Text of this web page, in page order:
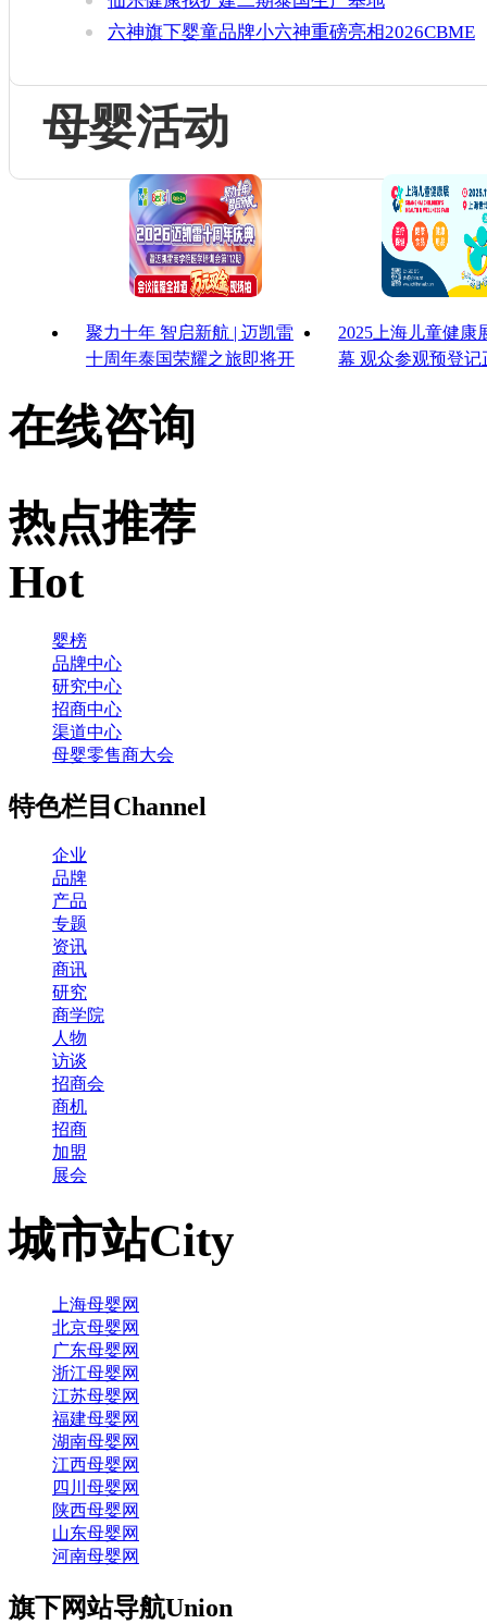
六神旗下婴童品牌小六神重磅亮相2026CBME
母婴活动
聚力十年 智启新航 | 迈凯雷
十周年泰国荣耀之旅即将开
2025上海儿童健康
幕 观众参观预登记
在线咨询
热点推荐
Hot
婴榜
品牌中心
研究中心
招商中心
渠道中心
母婴零售商大会
特色栏目 Channel
企业
品牌
产品
专题
资讯
商讯
研究
商学院
人物
访谈
招商会
商机
招商
加盟
展会
城市站City
上海母婴网
北京母婴网
广东母婴网
浙江母婴网
江苏母婴网
福建母婴网
湖南母婴网
江西母婴网
四川母婴网
陕西母婴网
山东母婴网
河南母婴网
旗下网站导航Union